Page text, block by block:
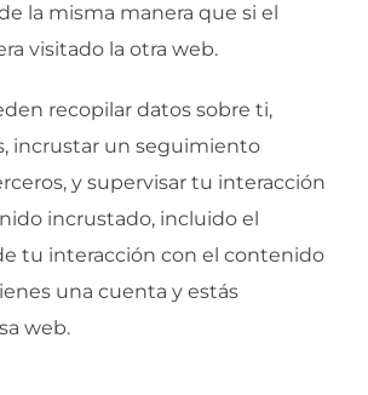
la misma manera que si el
visitado la otra web.
recopilar datos sobre ti,
incrustar un seguimiento
y supervisar tu interacción
incrustado, incluido el
tu interacción con el contenido
una cuenta y estás
web.